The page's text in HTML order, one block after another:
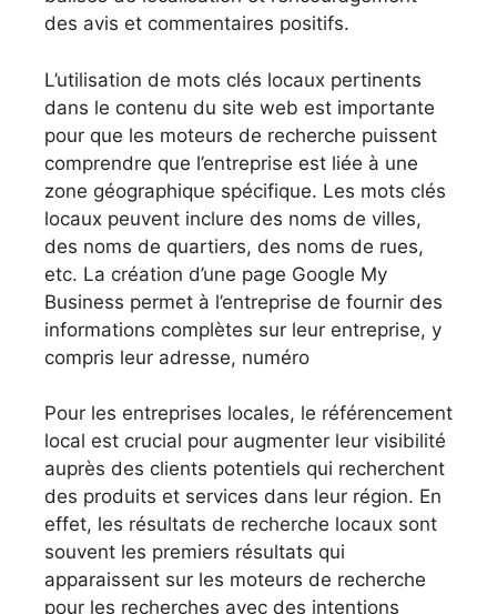
des avis et commentaires positifs.
L’utilisation de mots clés locaux pertinents
dans le contenu du site web est importante
pour que les moteurs de recherche puissent
comprendre que l’entreprise est liée à une
zone géographique spécifique. Les mots clés
locaux peuvent inclure des noms de villes,
des noms de quartiers, des noms de rues,
etc. La création d’une page Google My
Business permet à l’entreprise de fournir des
informations complètes sur leur entreprise, y
compris leur adresse, numéro
Pour les entreprises locales, le référencement
local est crucial pour augmenter leur visibilité
auprès des clients potentiels qui recherchent
des produits et services dans leur région. En
effet, les résultats de recherche locaux sont
souvent les premiers résultats qui
apparaissent sur les moteurs de recherche
pour les recherches avec des intentions